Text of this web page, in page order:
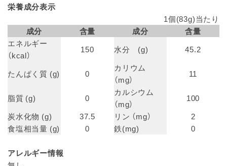
栄養成分表示
1個(83g)当たり
成分
含量 成分
含量
エネルギー
（kcal）
150 水分 (g) 45.2
たんぱく質 (g) 0
カリウム
（mg）
11
脂質 (g) 0
カルシウム
（mg）
100
炭水化物 (g)
37.5 リン （mg）
2
食塩相当量 (g)
0 鉄(mg) 0
アレルギー情報